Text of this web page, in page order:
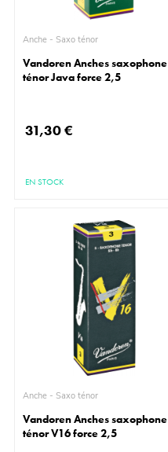
Anche - Saxo ténor
Vandoren Anches saxophone
ténor Java force 2,5
31,30 €
EN STOCK
Anche - Saxo ténor
Vandoren Anches saxophone
ténor V16 force 2,5